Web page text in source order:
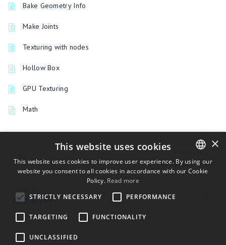
Bake Geometry Info
Make Joints
Texturing with nodes
Hollow Box
GPU Texturing
Math
प्योर Voxel स्कल्प्टिंग
मिट्टी का इंजन
ENGLISH
×
This website uses cookies
This website uses cookies to improve user experience. By using our
website you consent to all cookies in accordance with our Cookie
Policy. Read more
STRICTLY NECESSARY
PERFORMANCE
TARGETING FUNCTIONALITY
UNCLASSIFIED